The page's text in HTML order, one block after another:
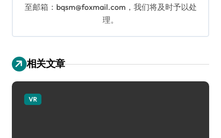
至邮箱：bqsm@foxmail.com，我们将及时予以处
理。
相关文章
VR